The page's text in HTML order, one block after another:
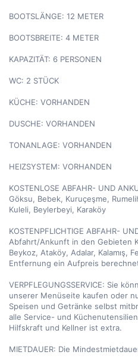
BOOTSLÄNGE: 12 METER
BOOTSBREITE: 4 METER
KAPAZITÄT: 6 PERSONEN
WC: 2 STÜCK
KÜCHE: VORHANDEN
DUSCHE: VORHANDEN
TONANLAGE: VORHANDEN
HEIZSYSTEM: VORHANDEN
KOSTENLOSE ABFAHR- UND
Göksu, Bebek, Kuruçeşme,
Kuleli, Beylerbeyi, Karaköy
KOSTENPFLICHTIGE ABFAHR-
Abfahrt/Ankunft in den Gebieten
Beykoz, Ataköy, Adalar, Kalamış,
Entfernung ein Aufpreis
VERPFLEGUNGSSERVICE: Sie
unserer Menüseite kaufen oder
Speisen und Getränke selbst
alle Service- und
Hilfskraft und Kellner ist extra.
MIETDAUER: Die